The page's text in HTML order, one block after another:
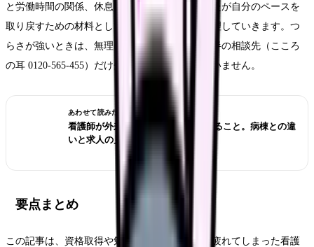
と労働時間の関係、休息と相談先までを、あなたが自分のペースを
取り戻すための材料として、無理を促さずに整理していきます。つ
らさが強いときは、無理に最後まで読まず、後半の相談先（こころ
の耳 0120-565-455）だけ先に見てもらっても構いません。
あわせて読みたい
看護師が外来へ転職する前に確認すること。病棟との違
いと求人の見方
要点まとめ
この記事は、資格取得や勉強・研修に追われて疲れてしまった看護